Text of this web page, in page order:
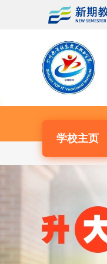
学校主页